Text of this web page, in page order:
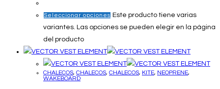
Seleccionar opciones Este producto tiene varias
variantes. Las opciones se pueden elegir en la página
del producto
CHALECOS, CHALECOS, CHALECOS, KITE, NEOPRENE,
WAKEBOARD